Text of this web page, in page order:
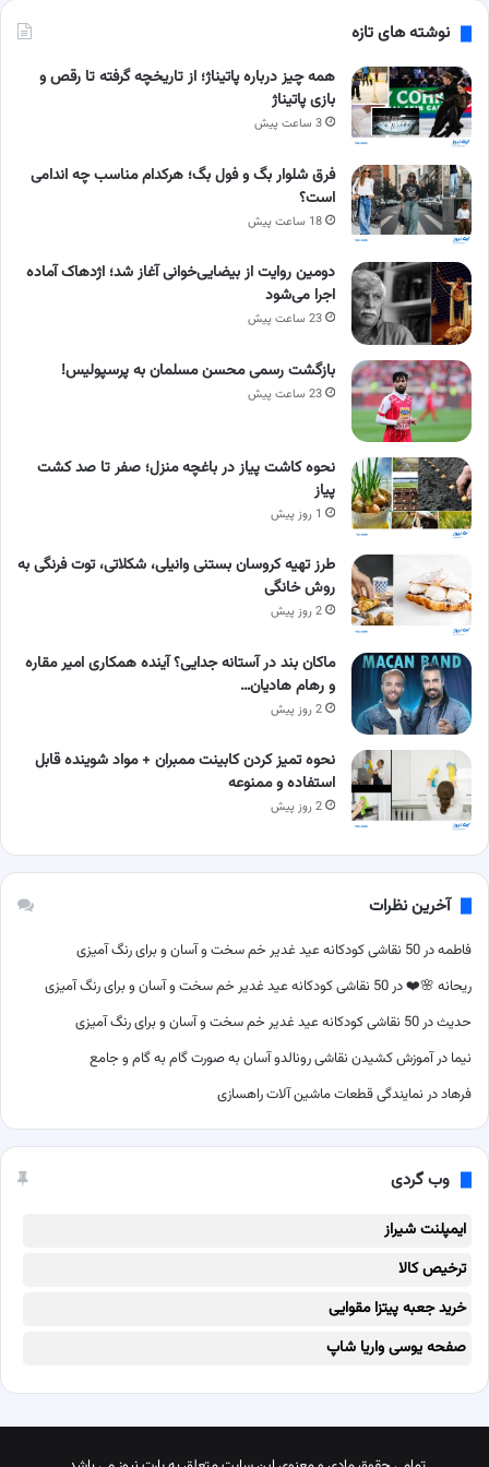
نوشته های تازه
همه چیز درباره پاتیناژ؛ از تاریخچه گرفته تا رقص و
بازی پاتیناژ
3 ساعت پیش
فرق شلوار بگ و فول بگ؛ هرکدام مناسب چه اندامی
است؟
18 ساعت پیش
دومین روایت از بیضایی‌خوانی آغاز شد؛ اژدهاک آماده
اجرا می‌شود
23 ساعت پیش
بازگشت رسمی محسن مسلمان به پرسپولیس!
23 ساعت پیش
نحوه کاشت پیاز در باغچه منزل؛ صفر تا صد کشت
پیاز
1 روز پیش
طرز تهیه کروسان بستنی وانیلی، شکلاتی، توت فرنگی به
روش خانگی
2 روز پیش
ماکان بند در آستانه جدایی؟ آینده همکاری امیر مقاره
و رهام هادیان…
2 روز پیش
نحوه تمیز کردن کابینت ممبران + مواد شوینده قابل
استفاده و ممنوعه
2 روز پیش
آخرین نظرات
فاطمهدر 50 نقاشی کودکانه عید غدیر خم سخت و آسان و برای رنگ آمیزی
ریحانه 🌸❤️در 50 نقاشی کودکانه عید غدیر خم سخت و آسان و برای رنگ آمیزی
حدیثدر 50 نقاشی کودکانه عید غدیر خم سخت و آسان و برای رنگ آمیزی
نیما درآموزش کشیدن نقاشی رونالدو آسان به صورت گام به گام و جامع
فرهاددر نمایندگی قطعات ماشین آلات راهسازی
وب گردی
ایمپلنت شیراز
ترخیص کالا
خرید جعبه پیتزا مقوایی
صفحه یوسی واریا شاپ